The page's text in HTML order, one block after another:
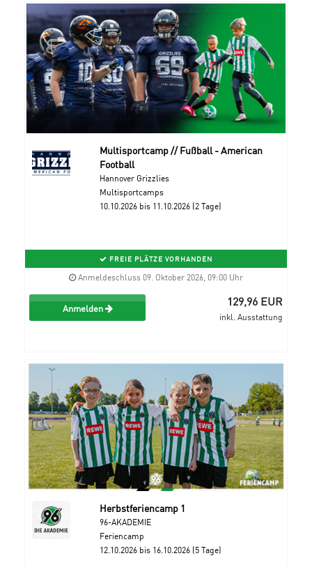
Multisportcamp // Fußball - American
Football
Hannover Grizzlies
Multisportcamps
10.10.2026 bis 11.10.2026 (2 Tage)
FREIE PLÄTZE VORHANDEN
Anmeldeschluss 09. Oktober 2026, 09:00 Uhr
Anmelden 129,96 EUR
inkl. Ausstattung
Herbstferiencamp 1
96-AKADEMIE
Feriencamp
12.10.2026 bis 16.10.2026 (5 Tage)